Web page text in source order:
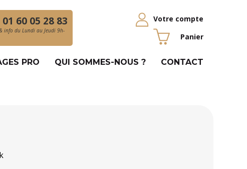
01 60 05 28 83
info du Lundi au Jeudi 9h-
Votre compte
Panier
PRO QUI SOMMES-NOUS ? CONTACT